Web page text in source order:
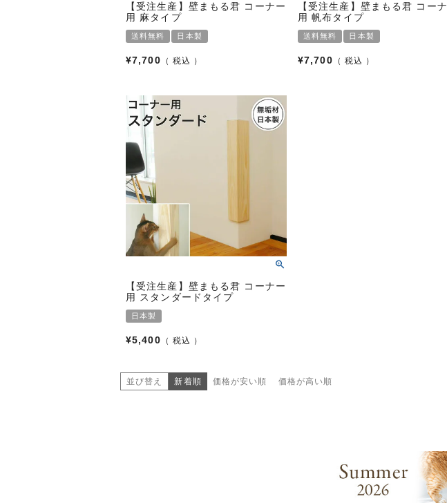
【受注生産】壁まもる君 コーナー
用 麻タイプ
送料無料 日本製
¥7,700 税込
【受注生産】壁まもる君 コー
用 帆布タイプ
送料無料 日本製
¥7,700 税込
【受注生産】壁まもる君 コーナー
用 スタンダードタイプ
日本製
¥5,400 税込
並び替え 新着順 価格が安い順 価格が高い順